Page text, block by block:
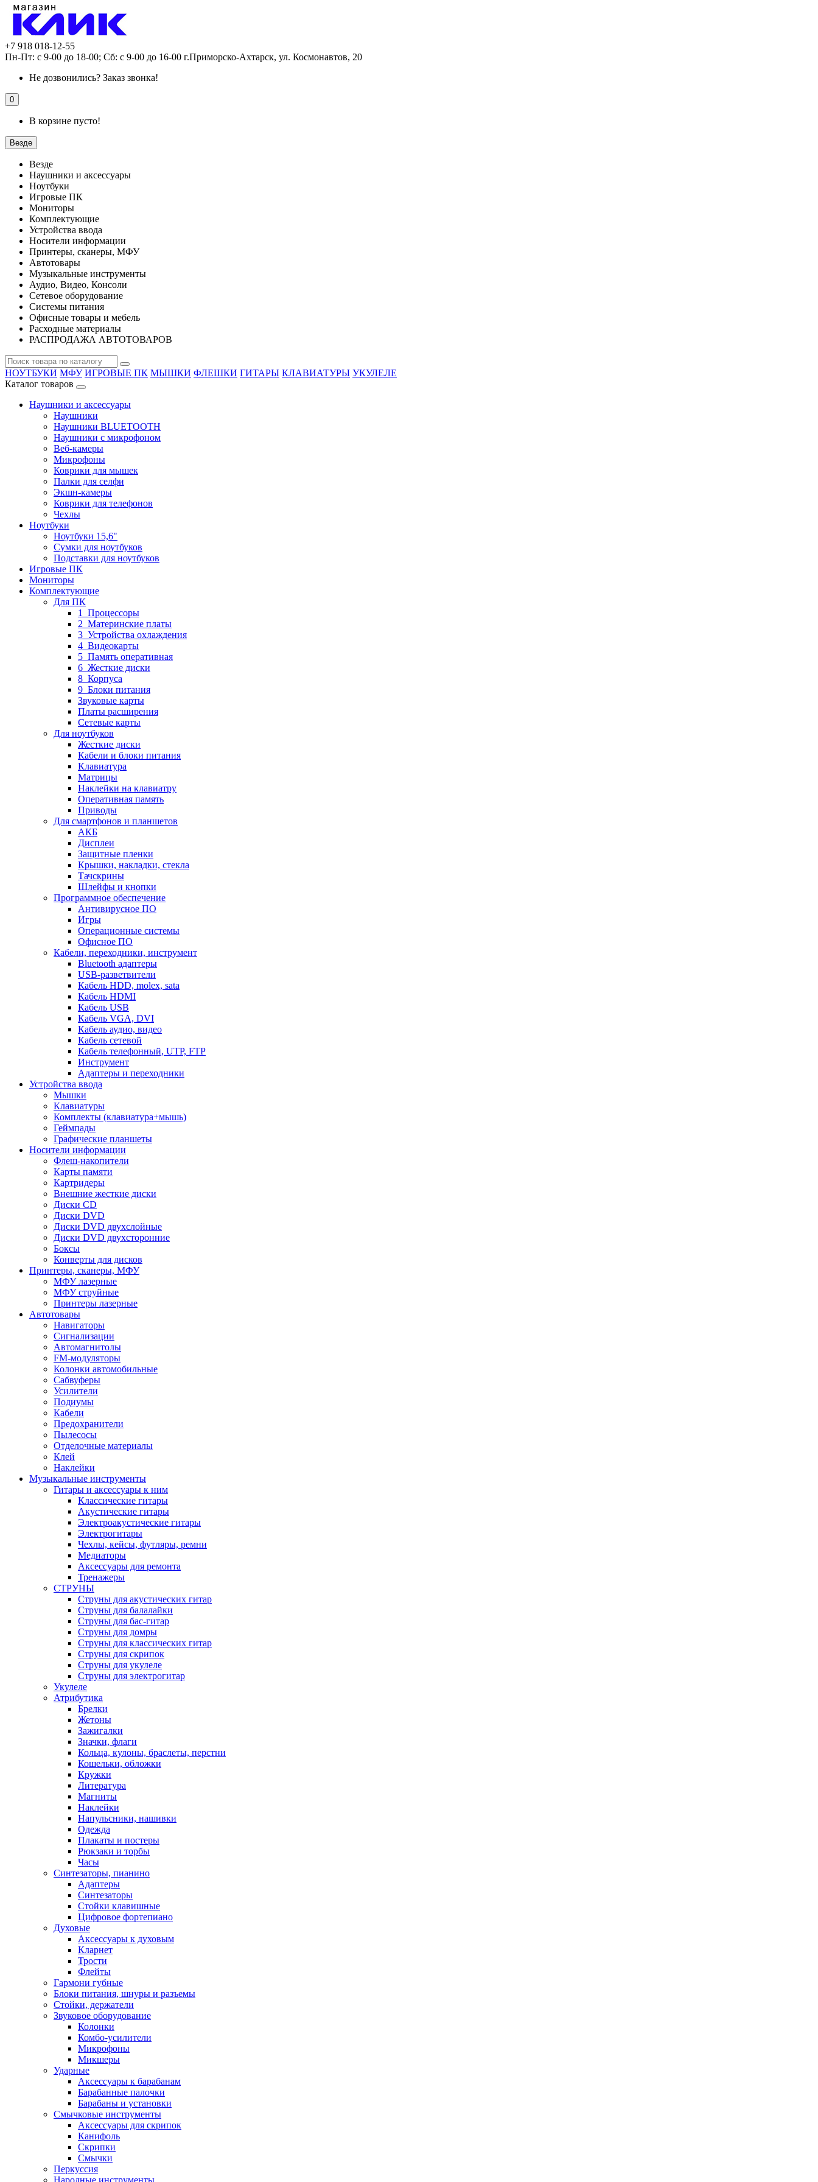
+7 918 018-12-55
Пн-Пт: с 9-00 до 18-00; Сб: с 9-00 до 16-00 г.Приморско-Ахтарск, ул. Космонавтов, 20
Не дозвонились? Заказ звонка!
0
В корзине пусто!
Везде
Везде
Наушники и аксессуары
Ноутбуки
Игровые ПК
Мониторы
Комплектующие
Устройства ввода
Носители информации
Принтеры, сканеры, МФУ
Автотовары
Музыкальные инструменты
Аудио, Видео, Консоли
Сетевое оборудование
Системы питания
Офисные товары и мебель
Расходные материалы
РАСПРОДАЖА АВТОТОВАРОВ
НОУТБУКИ МФУ ИГРОВЫЕ ПК МЫШКИ ФЛЕШКИ ГИТАРЫ КЛАВИАТУРЫ УКУЛЕЛЕ
Каталог товаров
Наушники и аксессуары
Наушники
Наушники BLUETOOTH
Наушники с микрофоном
Веб-камеры
Микрофоны
Коврики для мышек
Палки для селфи
Экшн-камеры
Коврики для телефонов
Чехлы
Ноутбуки
Ноутбуки 15,6"
Сумки для ноутбуков
Подставки для ноутбуков
Игровые ПК
Мониторы
Комплектующие
Для ПК
1_Процессоры
2_Материнские платы
3_Устройства охлаждения
4_Видеокарты
5_Память оперативная
6_Жесткие диски
8_Корпуса
9_Блоки питания
Звуковые карты
Платы расширения
Сетевые карты
Для ноутбуков
Жесткие диски
Кабели и блоки питания
Клавиатура
Матрицы
Наклейки на клавиатру
Оперативная память
Приводы
Для смартфонов и планшетов
АКБ
Дисплеи
Защитные пленки
Крышки, накладки, стекла
Тачскрины
Шлейфы и кнопки
Программное обеспечение
Антивирусное ПО
Игры
Операционные системы
Офисное ПО
Кабели, переходники, инструмент
Bluetooth адаптеры
USB-разветвители
Кабель HDD, molex, sata
Кабель HDMI
Кабель USB
Кабель VGA, DVI
Кабель аудио, видео
Кабель сетевой
Кабель телефонный, UTP, FTP
Инструмент
Адаптеры и переходники
Устройства ввода
Мышки
Клавиатуры
Комплекты (клавиатура+мышь)
Геймпады
Графические планшеты
Носители информации
Флеш-накопители
Карты памяти
Картридеры
Внешние жесткие диски
Диски CD
Диски DVD
Диски DVD двухслойные
Диски DVD двухсторонние
Боксы
Конверты для дисков
Принтеры, сканеры, МФУ
МФУ лазерные
МФУ струйные
Принтеры лазерные
Автотовары
Навигаторы
Сигнализации
Автомагнитолы
FM-модуляторы
Колонки автомобильные
Сабвуферы
Усилители
Подиумы
Кабели
Предохранители
Пылесосы
Отделочные материалы
Клей
Наклейки
Музыкальные инструменты
Гитары и аксессуары к ним
Классические гитары
Акустические гитары
Электроакустические гитары
Электрогитары
Чехлы, кейсы, футляры, ремни
Медиаторы
Аксессуары для ремонта
Тренажеры
СТРУНЫ
Струны для акустических гитар
Струны для балалайки
Струны для бас-гитар
Струны для домры
Струны для классических гитар
Струны для скрипок
Струны для укулеле
Струны для электрогитар
Укулеле
Атрибутика
Брелки
Жетоны
Зажигалки
Значки, флаги
Кольца, кулоны, браслеты, перстни
Кошельки, обложки
Кружки
Литература
Магниты
Наклейки
Напульсники, нашивки
Одежда
Плакаты и постеры
Рюкзаки и торбы
Часы
Синтезаторы, пианино
Адаптеры
Синтезаторы
Стойки клавишные
Цифровое фортепиано
Духовые
Аксессуары к духовым
Кларнет
Трости
Флейты
Гармони губные
Блоки питания, шнуры и разъемы
Стойки, держатели
Звуковое оборудование
Колонки
Комбо-усилители
Микрофоны
Микшеры
Ударные
Аксессуары к барабанам
Барабанные палочки
Барабаны и установки
Смычковые инструменты
Аксессуары для скрипок
Канифоль
Скрипки
Смычки
Перкуссия
Народные инструменты